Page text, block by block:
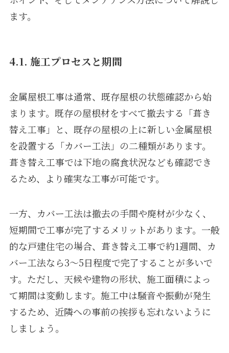
ます。
4.1. 施工プロセスと期間
金属屋根工事は通常、既存屋根の状態確認から始
まります。既存の屋根材をすべて撤去する「葺き
替え工事」と、既存の屋根の上に新しい金属屋根
を設置する「カバー工法」の二種類があります。
葺き替え工事では下地の腐食状況なども確認でき
るため、より確実な工事が可能です。
一方、カバー工法は撤去の手間や廃材が少なく、
短期間で工事が完了するメリットがあります。一般
的な戸建住宅の場合、葺き替え工事で約1週間、カ
バー工法なら3〜5日程度で完了することが多いで
す。ただし、天候や建物の形状、施工面積によっ
て期間は変動します。施工中は騒音や振動が発生
するため、近隣への事前の挨拶も忘れないように
しましょう。